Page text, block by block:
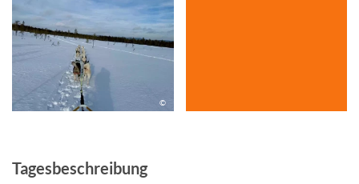
©
Tagesbeschreibung